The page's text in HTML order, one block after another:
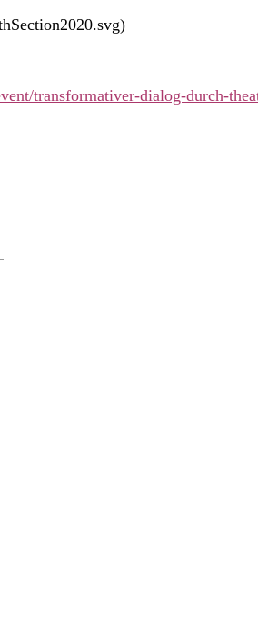
transformativer-dialog-durch-